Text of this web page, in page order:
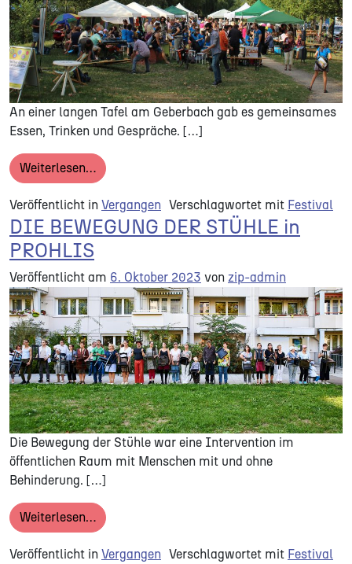
An einer langen Tafel am Geberbach gab es gemeinsames
Essen, Trinken und Gespräche. […]
Weiterlesen… from GASTMAHL AM GEBERBACH 2018
Veröffentlicht in Vergangen Verschlagwortet mit Festival
DIE BEWEGUNG DER STÜHLE in
PROHLIS
Veröffentlicht am 6. Oktober 2023 von zip-admin
Die Bewegung der Stühle war eine Intervention im
öffentlichen Raum mit Menschen mit und ohne
Behinderung. […]
Weiterlesen…from DIE BEWEGUNG DER STÜHLE in
Veröffentlicht in Vergangen Verschlagwortet mit Festival